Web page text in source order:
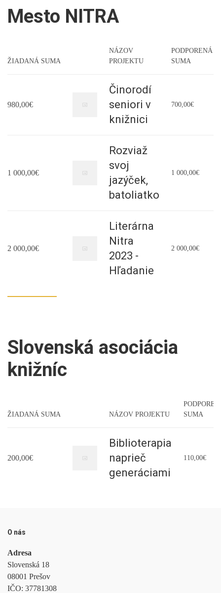
Mesto NITRA
ŽIADANÁ SUMA
NÁZOV
PROJEKTU
PODPORENÁ
SUMA
980,00€
Činorodí
seniori v
knižnici
700,00€
1 000,00€
Rozviaž
svoj
jazýček,
batoliatko
1 000,00€
2 000,00€
Literárna
Nitra
2023 -
Hľadanie
2 000,00€
Slovenská asociácia
knižníc
ŽIADANÁ SUMA NÁZOV PROJEKTU
SUMA
200,00€
Biblioterapia
naprieč
generáciami
110,00€
O nás
Adresa
Slovenská 18
08001 Prešov
IČO: 37781308